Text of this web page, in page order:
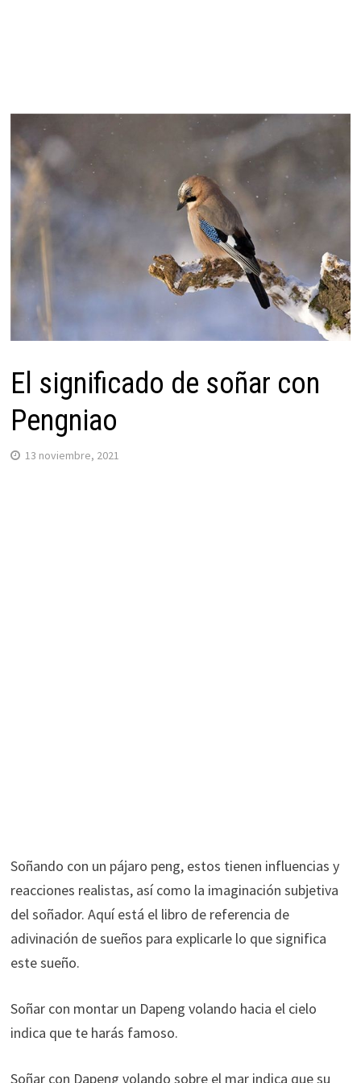
El significado de soñar con
Pengniao
13 noviembre, 2021
Soñando con un pájaro peng, estos tienen influencias y
reacciones realistas, así como la imaginación subjetiva
del soñador. Aquí está el libro de referencia de
adivinación de sueños para explicarle lo que significa
este sueño.
Soñar con montar un Dapeng volando hacia el cielo
indica que te harás famoso.
Soñar con Dapeng volando sobre el mar indica que su